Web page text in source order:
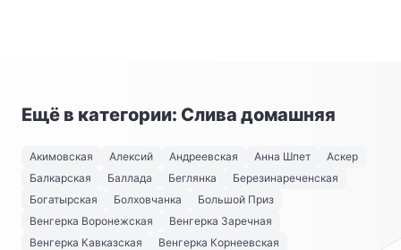
Ещё в категории: Слива домашняя
Акимовская Алексий Андреевская Анна Шпет
Аскер
Балкарская
Баллада Беглянка
Березинареченская
Богатырская
Болховчанка
Большой Приз
Венгерка Воронежская
Венгерка Заречная
Венгерка Кавказская
Венгерка Корнеевская